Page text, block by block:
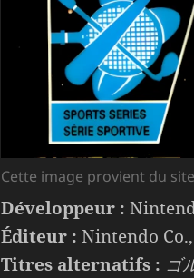
Cette image provient du site
Développeur :
Éditeur : Nintendo
Titres alternatifs : ゴ